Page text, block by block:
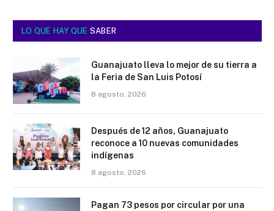
LO QUE HAY QUE SABER
Guanajuato lleva lo mejor de su tierra a
la Feria de San Luis Potosí
8 agosto, 2026
Después de 12 años, Guanajuato
reconoce a 10 nuevas comunidades
indígenas
8 agosto, 2026
Pagan 73 pesos por circular por una